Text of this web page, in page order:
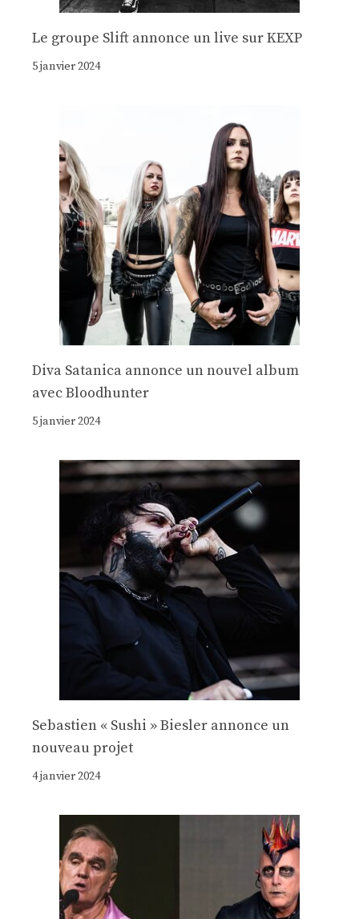
Le groupe Slift annonce un live sur KEXP
5 janvier 2024
Diva Satanica annonce un nouvel album
avec Bloodhunter
5 janvier 2024
Sebastien « Sushi » Biesler annonce un
nouveau projet
4 janvier 2024